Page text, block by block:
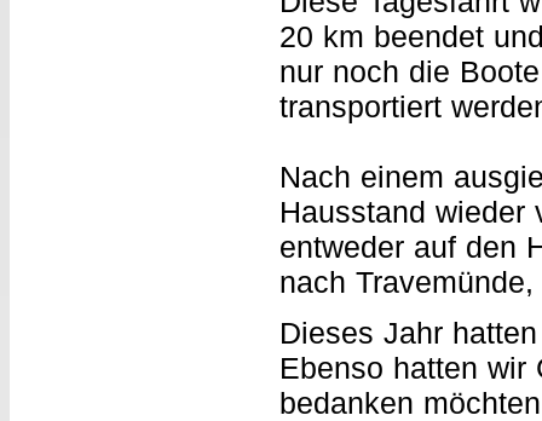
20 km beendet
nur noch die
transportiert
Nach einem
Hausstand wieder
entweder auf den
nach
Dieses Jahr
Ebenso hatten wir
bedanken